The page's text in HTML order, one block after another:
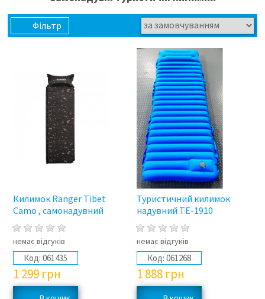
Фільтр
Килимок Ranger Tibet
Camo , самонадувний
немає відгуків
Код: 061435
1 299 грн
Туристичний килимок
надувний TE-1910
немає відгуків
Код: 061268
1 888 грн